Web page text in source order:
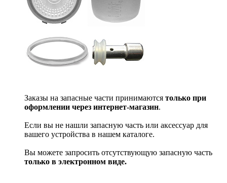
Заказы на запасные части принимаются только при
оформлении через интернет-магазин.
Если вы не нашли запасную часть или аксессуар для
вашего устройства в нашем каталоге.
Вы можете запросить отсутствующую запасную часть
только в электронном виде.